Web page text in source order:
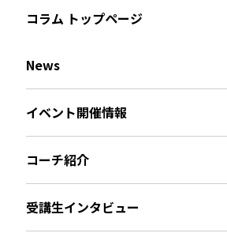
コラム トップページ
News
イベント開催情報
コーチ紹介
受講生インタビュー